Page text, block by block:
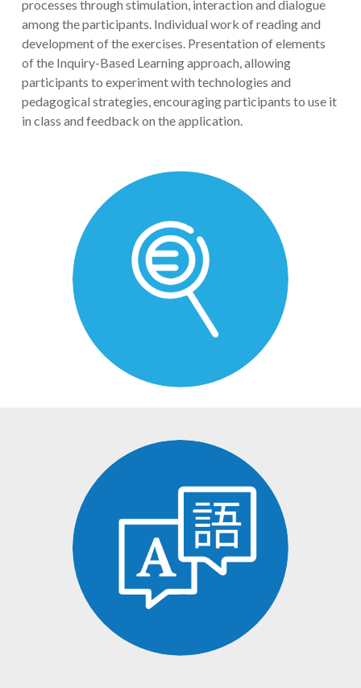
processes through stimulation, interaction and dialogue
among the participants. Individual work of reading and
development of the exercises. Presentation of elements
of the Inquiry-Based Learning approach, allowing
participants to experiment with technologies and
pedagogical strategies, encouraging participants to use it
in class and feedback on the application.